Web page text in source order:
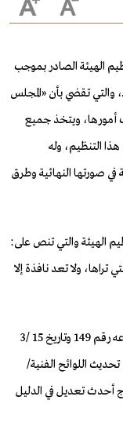
الهيئة الصادر بموجب
رقم 216 وتاريخ 17 /6 /1431هـ، والتي تقضي بأن «المجلس
أمورها، ويتخذ جميع
التنظيم، وله
صورتها النهائية وطرق
الهيئة والتي تنص على:
تراها، ولا تعد نافذة إلا
رقم 149 وتاريخ 15 /3
اللوائح الفنية/
أحدثتعديل في الدليل